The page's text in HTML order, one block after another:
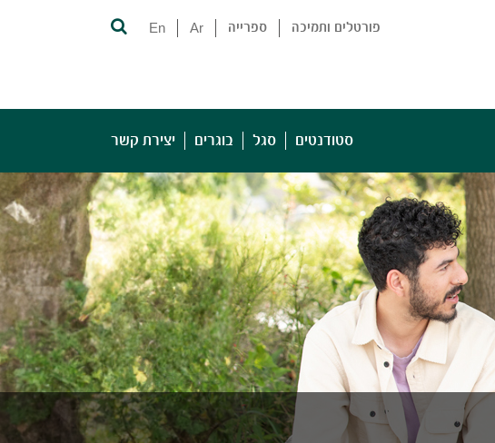
פורטלים ותמיכה ספרייה Ar
En
סטודנטים סגל בוגרים יצירת קשר